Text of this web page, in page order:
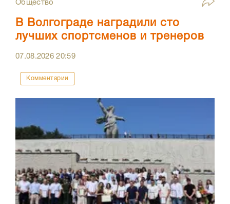
Общество
В Волгограде наградили сто
лучших спортсменов и тренеров
07.08.202620:59
Комментарии